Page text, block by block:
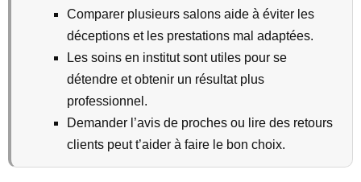
Comparer plusieurs salons aide à éviter les
déceptions et les prestations mal adaptées.
Les soins en institut sont utiles pour se
détendre et obtenir un résultat plus
professionnel.
Demander l’avis de proches ou lire des retours
clients peut t’aider à faire le bon choix.